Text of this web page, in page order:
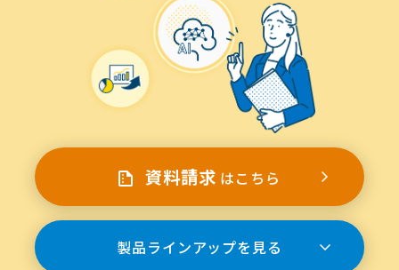
資料請求 はこちら
製品ラインアップを見る